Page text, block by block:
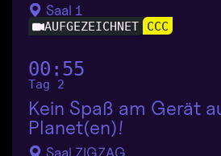
Saal 1
AUFGEZEICHNET CCC
00:55
Tag 2
Kein Spaß am Gerät
Planet(en)!
Saal ZIGZAG